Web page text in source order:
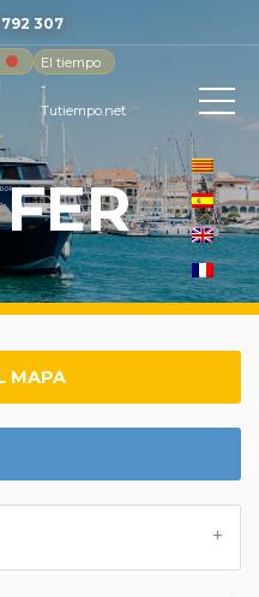
307
El tiempo
-
Tutiempo.net
MAPA